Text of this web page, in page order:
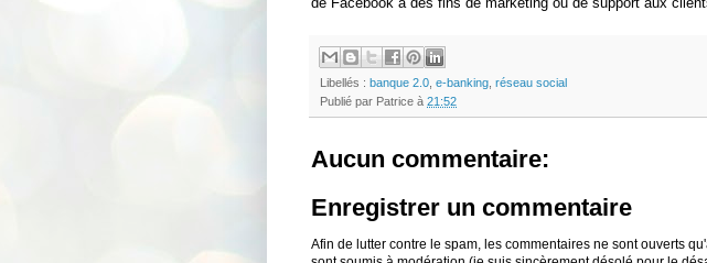
Libellés : banque 2.0, e-banking, réseau social
Publié par Patrice à 21:52
Aucun commentaire:
Enregistrer un commentaire
Afin de lutter contre le spam, les commentaires ne sont ouverts